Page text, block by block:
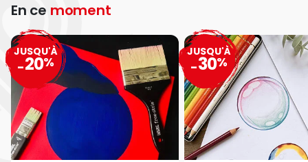
En ce moment
JUSQU'À
-20%
JUSQU'À
-30%